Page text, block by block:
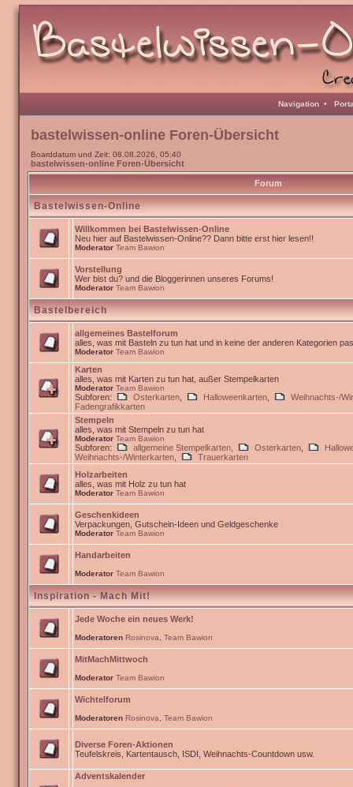
Navigation •
bastelwissen-online Foren-Übersicht
Boarddatum und Zeit: 08.08.2026, 05:40
bastelwissen-online Foren-Übersicht
Forum
Bastelwissen-Online
Willkommen bei Bastelwissen-Online
Neu hier auf Bastelwissen-Online?? Dann bitte erst hier lesen!!
Moderator Team Bawion
Vorstellung
Wer bist du? und die Bloggerinnen unseres Forums!
Moderator Team Bawion
Bastelbereich
allgemeines Bastelforum
alles, was mit Basteln zu tun hat und in keine der anderen Kategorien
Moderator Team Bawion
Karten
alles, was mit Karten zu tun hat, außer Stempelkarten
Moderator Team Bawion
Subforen: Osterkarten Halloweenkarten
Weihnachts-/
Fadengrafikkarten
Stempeln
alles, was mit Stempeln zu tun hat
Moderator Team Bawion
Subforen: allgemeine Stempelkarten Osterkarten
Weihnachts-/Winterkarten
Trauerkarten
Holzarbeiten
alles, was mit Holz zu tun hat
Moderator Team Bawion
Geschenkideen
Verpackungen, Gutschein-Ideen und Geldgeschenke
Moderator Team Bawion
Handarbeiten
Moderator Team Bawion
Inspiration - Mach Mit!
Jede Woche ein neues Werk!
Moderatoren Rosinova Team Bawion
MitMachMittwoch
Moderator Team Bawion
Wichtelforum
Moderatoren Rosinova Team Bawion
Diverse Foren-Aktionen
Teufelskreis, Kartentausch, ISDI, Weihnachts-Countdown usw.
Adventskalender